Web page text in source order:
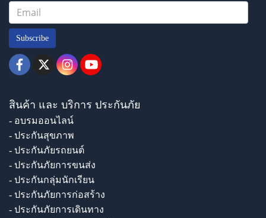
Subscribe
สินค้า และ บริการ ประกันภัย
- อบรมออนไลน์
- ประกันสุขภาพ
- ประกันภัยรถยนต์
- ประกันภัยการขนส่ง
- ประกันกลุ่มนักเรียน
- ประกันภัยการก่อสร้าง
- ประกันภัยการเดินทาง